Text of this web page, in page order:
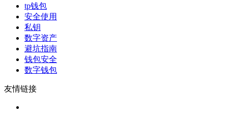
tp钱包
安全使用
私钥
数字资产
避坑指南
钱包安全
数字钱包
友情链接